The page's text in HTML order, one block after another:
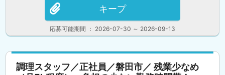
応募可能期間 ： 2026-07-30 ～ 2026-09-13
キープ
調理スタッフ／正社員／磐田市／ 残業少なめ